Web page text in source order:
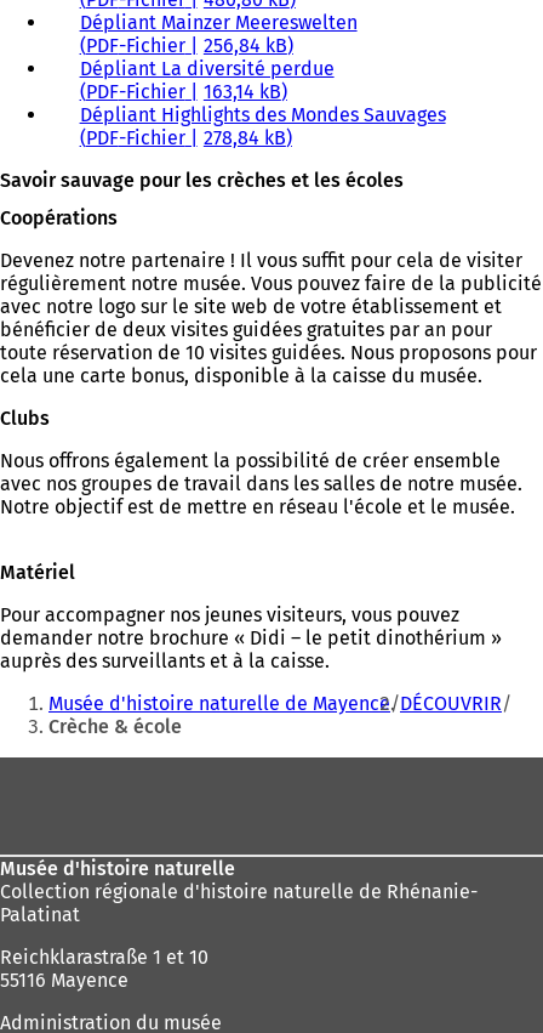
Dépliant Mainzer Meereswelten
PDF-Fichier
256,84 kB
Dépliant La diversité perdue
PDF-Fichier
163,14 kB
Dépliant Highlights des Mondes Sauvages
PDF-Fichier
278,84 kB
Savoir sauvage pour les crèches et les écoles
Coopérations
Devenez notre partenaire ! Il vous suffit pour cela de visiter
régulièrement notre musée. Vous pouvez faire de la publicité
avec notre logo sur le site web de votre établissement et
bénéficier de deux visites guidées gratuites par an pour
toute réservation de 10 visites guidées. Nous proposons pour
cela une carte bonus, disponible à la caisse du musée.
Clubs
Nous offrons également la possibilité de créer ensemble
avec nos groupes de travail dans les salles de notre musée.
Notre objectif est de mettre en réseau l'école et le musée.
Matériel
Pour accompagner nos jeunes visiteurs, vous pouvez
demander notre brochure « Didi – le petit dinothérium »
auprès des surveillants et à la caisse.
Vous
êtes
ici
Musée d'histoire naturelle de Mayence DÉCOUVRIR
Crèche & école
Musée d'histoire naturelle
Collection régionale d'histoire naturelle de Rhénanie-
Palatinat
Reichklarastraße 1 et 10
55116 Mayence
Administration du musée